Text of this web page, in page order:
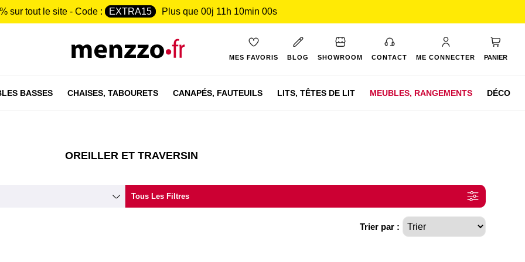
sur tout le site - Code : EXTRA15 Plus que 00j 11h 09min 59s
MES FAVORIS BLOG SHOWROOM CONTACT ME CONNECTER PANIER
BASSES CHAISES, TABOURETS CANAPÉS, FAUTEUILS LITS, TÊTES DE LIT MEUBLES, RANGEMENTS DÉCO
OREILLER ET TRAVERSIN
Tous Les Filtres
Trier par :